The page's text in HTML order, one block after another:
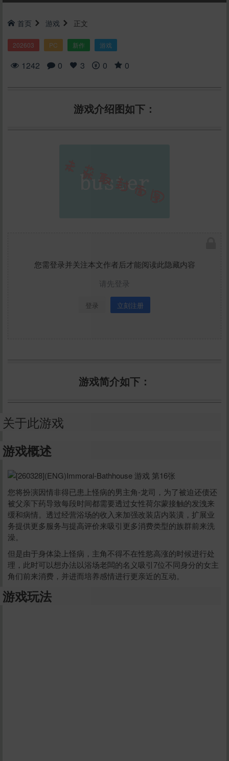
首页 游戏 正文
202603 PC 新作 游戏
1242 0 3 0 0
游戏介绍图如下：
您需登录并关注本文作者后才能阅读此隐藏内容
请先登录
登录 立刻注册
游戏简介如下：
关于此游戏
游戏概述
您将扮演因情非得已患上怪病的男主角-龙司，为了被迫还债还
被父亲下药导致每段时间都需要透过女性荷尔蒙接触的发洩来
缓和病情。透过经营浴场的收入来加强改装店内装潢，扩展业
务提供更多服务与提高评价来吸引更多消费类型的族群前来洗
澡。
但是由于身体染上怪病，主角不得不在性慾高涨的时候进行处
理，此时可以想办法以浴场老闆的名义吸引7位不同身分的女主
角们前来消费，并进而培养感情进行更亲近的互动。
游戏玩法